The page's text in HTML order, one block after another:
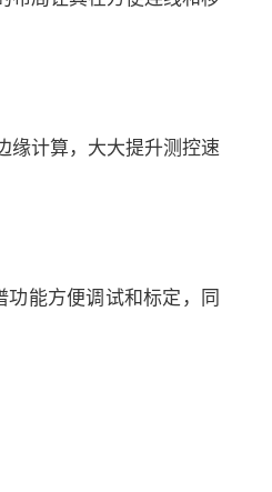
缘计算，大大提升测控速
能方便调试和标定，同